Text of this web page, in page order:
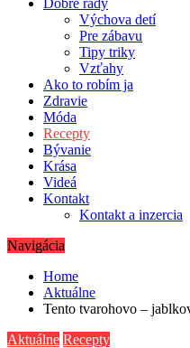
Dobré rady
Výchova detí
Pre zábavu
Tipy triky
Vzťahy
Ako to robím ja
Zdravie
Móda
Recepty
Bývanie
Krása
Videá
Kontakt
Kontakt a inzercia
Navigácia
Home
Aktuálne
Tento tvarohovo –
Aktuálne Recepty